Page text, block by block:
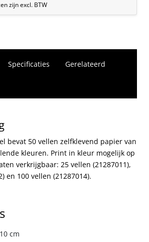
zijn excl. BTW
Specificaties Gerelateerd
bevat 50 vellen zelfklevend papier van
kleuren. Print in kleur mogelijk op
verkrijgbaar: 25 vellen (21287011),
en 100 vellen (21287014).
cm